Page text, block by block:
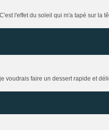
l'effet du soleil qui m'a tapé sur la
faire un dessert rapide et